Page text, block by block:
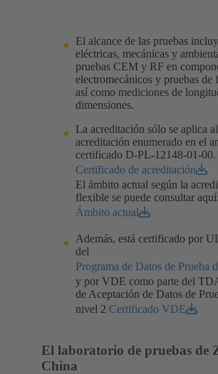
El alcance de las pruebas
eléctricas, mecánicas y
pruebas CEM y RF en
electromecánicos y pruebas de
así como mediciones de
dimensiones.
La acreditación sólo se aplica
acreditación enumerado en el
certificado D-PL-12148-01-00.​
Certificado de acreditación
El ámbito actual según la
flexible se puede consultar aquí:
Ámbito actual
Además, está certificado por
del
Programa de Datos de Prueba
y por VDE como parte del
de Aceptación de Datos de
nivel 2 Certificado VDE
El laboratorio de pruebas de
China